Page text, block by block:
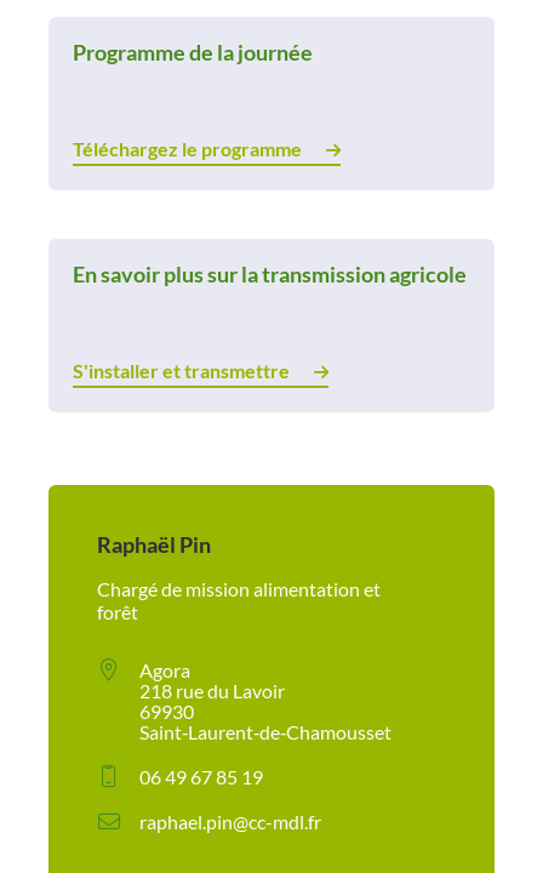
Programme de la journée
Téléchargez le programme
En savoir plus sur la transmission agricole
S'installer et transmettre
Raphaël Pin
Chargé de mission alimentation et
forêt
Agora
218 rue du Lavoir
69930
Saint‑Laurent‑de‑Chamousset
06 49 67 85 19
raphael.pin@cc-mdl.fr